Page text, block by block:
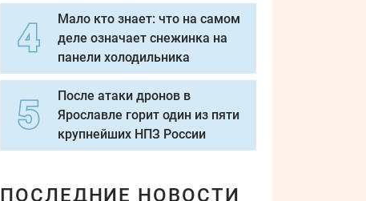
Мало кто знает: что на самом
деле означает снежинка на
панели холодильника
После атаки дронов в
Ярославле горит один из пяти
крупнейших НПЗ России
ПОСЛЕДНИЕ НОВОСТИ